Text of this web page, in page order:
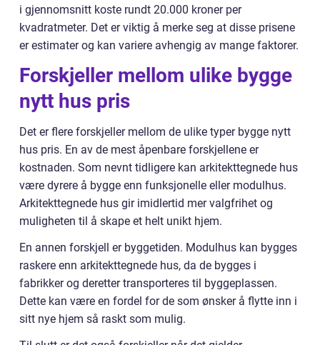
i gjennomsnitt koste rundt 20.000 kroner per
kvadratmeter. Det er viktig å merke seg at disse prisene
er estimater og kan variere avhengig av mange faktorer.
Forskjeller mellom ulike bygge
nytt hus pris
Det er flere forskjeller mellom de ulike typer bygge nytt
hus pris. En av de mest åpenbare forskjellene er
kostnaden. Som nevnt tidligere kan arkitekttegnede hus
være dyrere å bygge enn funksjonelle eller modulhus.
Arkitekttegnede hus gir imidlertid mer valgfrihet og
muligheten til å skape et helt unikt hjem.
En annen forskjell er byggetiden. Modulhus kan bygges
raskere enn arkitekttegnede hus, da de bygges i
fabrikker og deretter transporteres til byggeplassen.
Dette kan være en fordel for de som ønsker å flytte inn i
sitt nye hjem så raskt som mulig.